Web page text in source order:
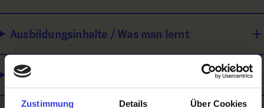
Zustimmung Details Über Cookies
Ausbildungsinhalte / Was man lernt
Wie man sich weiterbilden kann